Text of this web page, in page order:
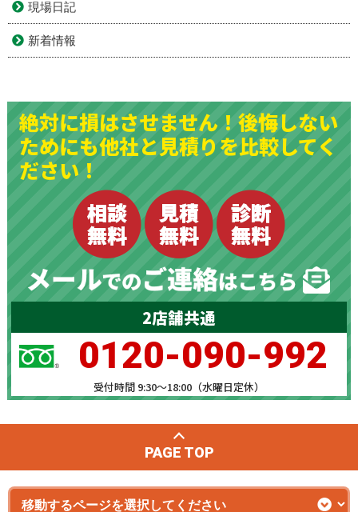
現場日記
新着情報
絶対に損はさせません！後悔しない
ためにも他社と見積りを比較してく
ださい！
2店舗共通
0120-090-992
受付時間 9:30～18:00（水曜日定休）
PAGE TOP